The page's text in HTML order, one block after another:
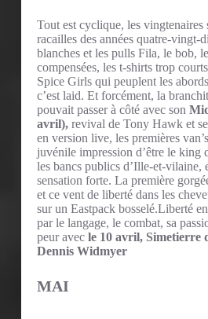
Tout est cyclique, les vingtenaires
racailles des années quatre-vingt-
blanches et les pulls Fila, le bob,
compensées, les t-shirts trop
Spice Girls qui peuplent les
c’est laid. Et forcément, la
pouvait passer à côté avec son
avril), revival de Tony Hawk et
en version live, les premières
juvénile impression d’être le king
les bancs publics d’Ille-et-vilaine,
sensation forte. La première
et ce vent de liberté dans les
sur un Eastpack bosselé.Liberté
par le langage, le combat, sa
peur avec le 10 avril, Simetierre
Dennis Widmyer
MAI